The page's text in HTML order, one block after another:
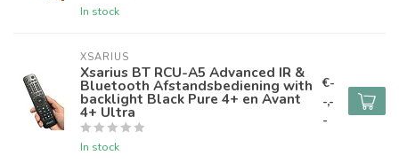
In stock
XSARIUS
Xsarius BT RCU-A5 Advanced IR &
Bluetooth Afstandsbediening with
backlight Black Pure 4+ en Avant
4+ Ultra
In stock
€-
-,-
-